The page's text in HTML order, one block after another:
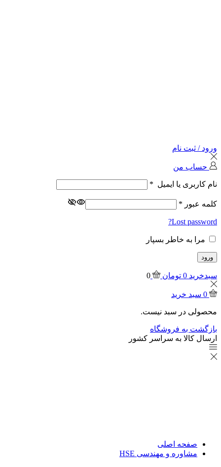
ورود / ثبت نام
حساب من
نام کاربری یا ایمیل *
کلمه عبور *
Lost password?
مرا به خاطر بسپار
ورود
سبدخرید 0 تومان 0
0 سبد خرید
محصولی در سبد نیست.
بازگشت به فروشگاه
ارسال کالا به سراسر کشور
صفحه اصلی
مشاوره و مهندسی HSE